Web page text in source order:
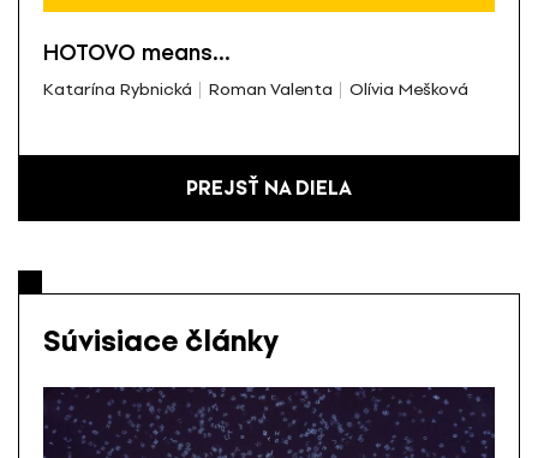
HOTOVO means…
Katarína Rybnická Roman Valenta Olívia Mešková
PREJSŤ NA DIELA
Súvisiace články